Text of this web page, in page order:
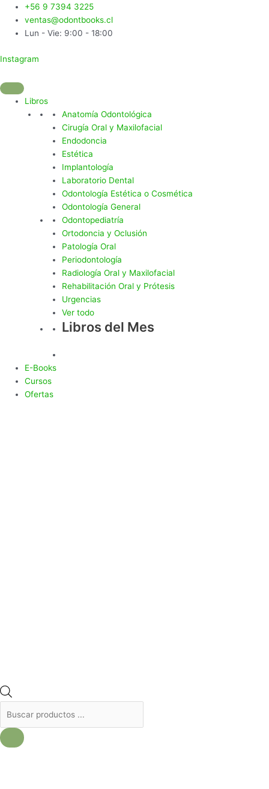
contenido
+56 9 7394 3225
ventas@odontbooks.cl
Lun - Vie: 9:00 - 18:00
Instagram
Libros
Anatomía Odontológica
Cirugía Oral y Maxilofacial
Endodoncia
Estética
Implantología
Laboratorio Dental
Odontología Estética o Cosmética
Odontología General
Odontopediatría
Ortodoncia y Oclusión
Patología Oral
Periodontología
Radiología Oral y Maxilofacial
Rehabilitación Oral y Prótesis
Urgencias
Ver todo
Libros del Mes
E-Books
Cursos
Ofertas
Búsqueda
productos
Búsqueda
productos
Diagnostico
Patologia
Y
cantidad